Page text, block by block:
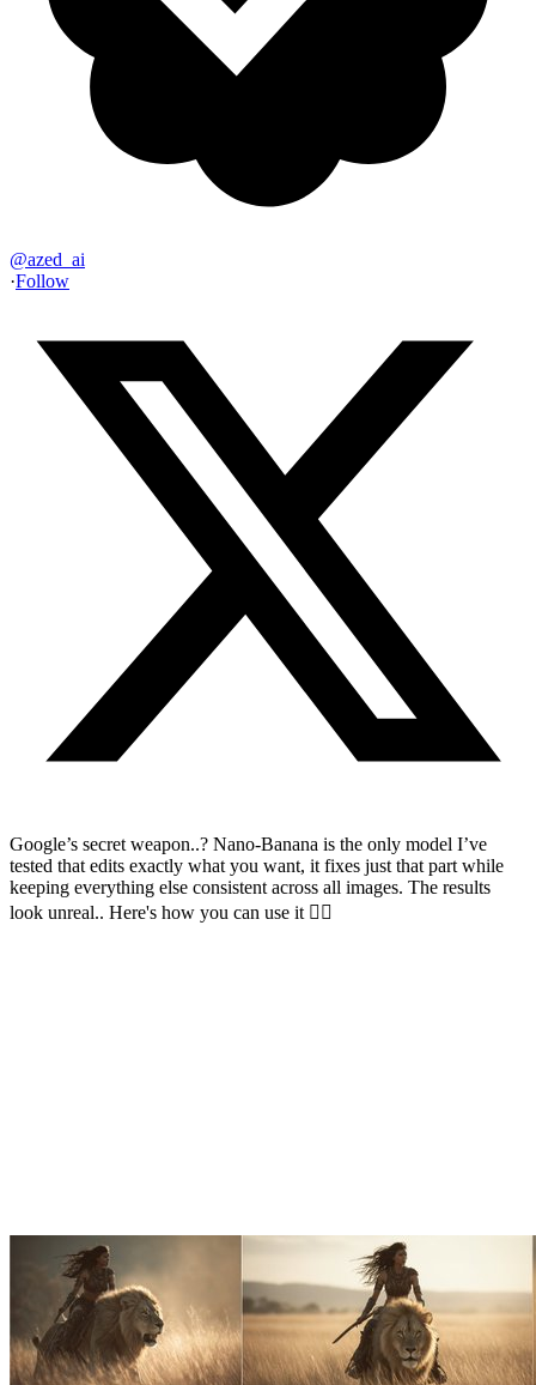
@azed_ai
·Follow
Google’s secret weapon..? Nano-Banana is the only model I’ve
tested that edits exactly what you want, it fixes just that part while
keeping everything else consistent across all images. The results
look unreal.. Here's how you can use it 👇🏻